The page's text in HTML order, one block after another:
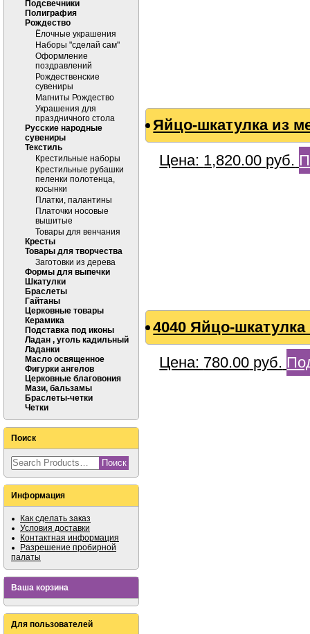
Подсвечники
Полиграфия
Рождество
Ёлочные украшения
Наборы "сделай сам"
Оформление
поздравлений
Рождественские
сувениры
Магниты Рождество
Украшения для
праздничного стола
Русские народные
сувениры
Текстиль
Крестильные наборы
Крестильные рубашки
пеленки полотенца,
косынки
Платки, палантины
Платочки носовые
вышитые
Товары для венчания
Кресты
Товары для творчества
Заготовки из дерева
Формы для выпечки
Шкатулки
Браслеты
Гайтаны
Церковные товары
Керамика
Подставка под иконы
Ладан , уголь кадильный
Ладанки
Масло освященное
Фигурки ангелов
Церковные благовония
Мази, бальзамы
Браслеты-четки
Четки
Поиск
Информация
Как сделать заказ
Условия доставки
Контактная информация
Разрешение пробирной
палаты
Ваша корзина
Для пользователей
Яйцо-шкатулка из
Цена: 1,820.00 руб.
4040 Яйцо-шкатулка
Цена: 780.00 руб.